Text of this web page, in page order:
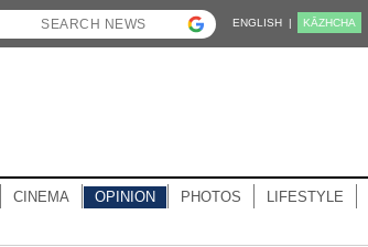
ENGLISH | KĀZHCHA
CINEMA OPINION PHOTOS LIFESTYLE